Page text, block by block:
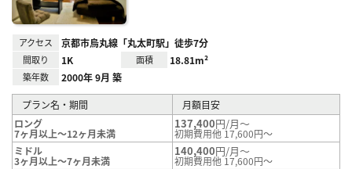
アクセス 京都市烏丸線「丸太町駅」徒歩7分
間取り 1K 面積 18.81m²
築年数 2000年 9月 築
プラン名・期間
月額目安
ロング
7ヶ月以上～12ヶ月未満
137,400円/月～
初期費用他 17,600円～
ミドル
3ヶ月以上～7ヶ月未満
140,400円/月～
初期費用他 17,600円～